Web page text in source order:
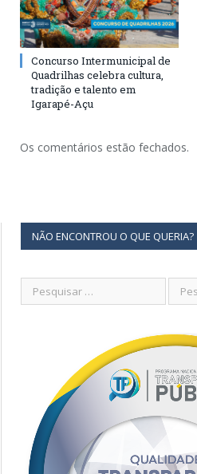
Concurso Intermunicipal de
Quadrilhas celebra cultura,
tradição e talento em
Igarapé-Açu
Os comentários estão fechados.
NÃO ENCONTROU O QUE QUERIA?